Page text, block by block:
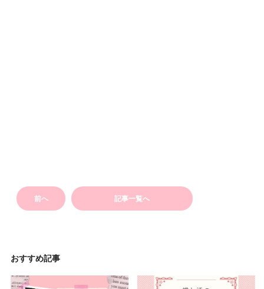
前へ 記事一覧へ
おすすめ記事